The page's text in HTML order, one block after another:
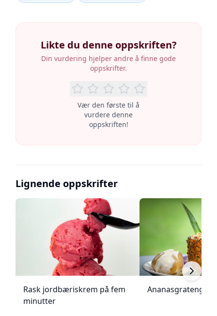
Likte du denne oppskriften?
Din vurdering hjelper andre å finne gode
oppskrifter.
Vær den første til å
vurdere denne
oppskriften!
Lignende oppskrifter
Rask jordbæriskrem på fem
minutter
Ananasgrateng